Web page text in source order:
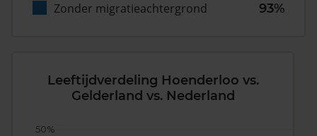
Zonder migratieachtergrond
93%
Leeftijdverdeling Hoenderloo vs.
Gelderland vs. Nederland
50%